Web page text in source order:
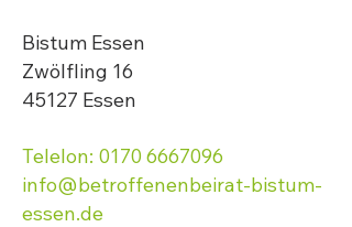
Bistum Essen
Zwölfling 16
45127 Essen
Telelon: 0170 6667096
info@betroffenenbeirat-bistum-
essen.de